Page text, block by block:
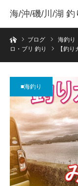
海/沖/磯/川/湖
】ホームブログ 海釣り
ロ・ブリ 釣り
【釣
■海釣り